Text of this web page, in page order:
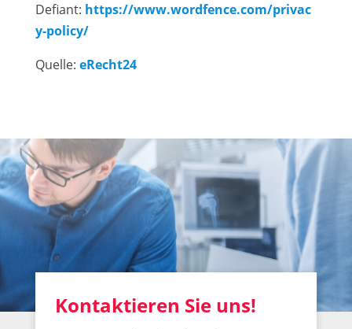
Defiant: https://www.wordfence.com/privac
y-policy/
Quelle: eRecht24
Kontaktieren Sie uns!